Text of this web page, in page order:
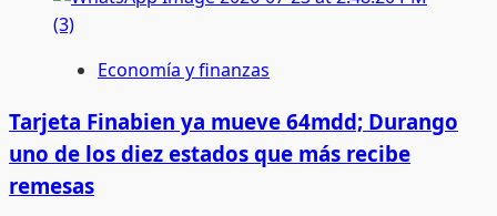
Economía y finanzas
Tarjeta Finabien ya mueve 64mdd; Durango
uno de los diez estados que más recibe
remesas